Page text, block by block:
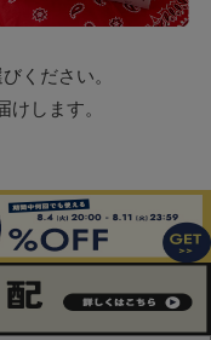
ください。
します。